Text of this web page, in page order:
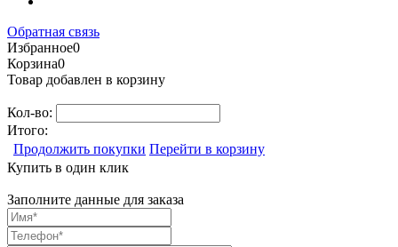
Обратная связь
Избранное0
Корзина0
Товар добавлен в корзину
Кол-во:
Итого:
Продолжить покупки Перейти в корзину
Купить в один клик
Заполните данные для заказа